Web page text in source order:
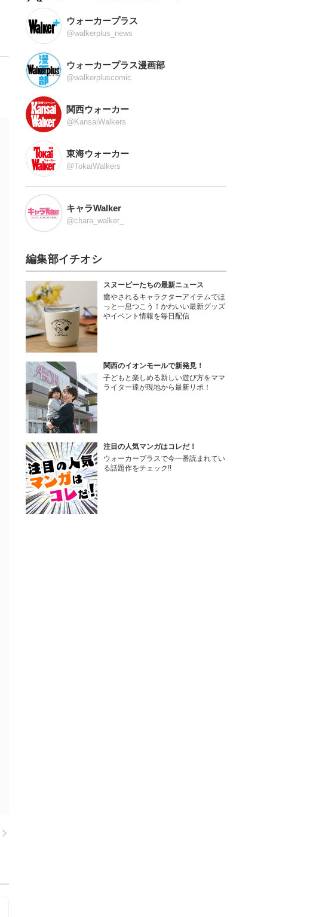
ウォーカープラス
@walkerplus_news
ウォーカープラス漫画部
@walkerpluscomic
関西ウォーカー
@KansaiWalkers
東海ウォーカー
@TokaiWalkers
キャラWalker
@chara_walker_
編集部イチオシ
スヌーピーたちの最新ニュース
癒やされるキャラクターアイテムでほ
っと一息つこう！かわいい最新グッズ
やイベント情報を毎日配信
関西のイオンモールで新発見！
子どもと楽しめる新しい遊び方をママ
ライター達が現地から最新リポ！
注目の人気マンガはコレだ！
ウォーカープラスで今一番読まれてい
る話題作をチェック!!